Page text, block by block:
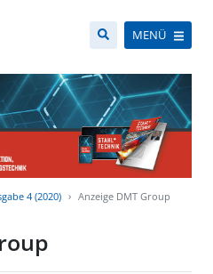
MENÜ
4 (2020) Anzeige DMT Group